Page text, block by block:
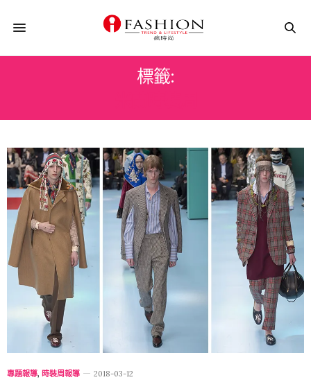
標籤:
專題報導, 時裝周報導 2018-03-12